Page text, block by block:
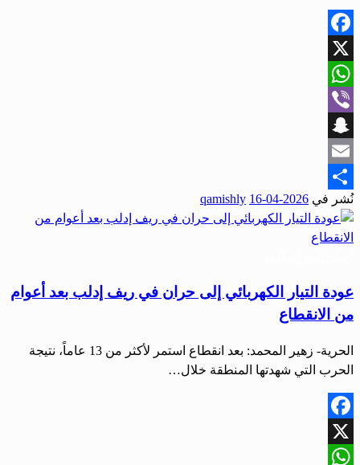
Facebook
X
WhatsApp
Viber
Snapchat
Email
Share
نُشر في 2026-04-16
qamishly
عودة التيار الكهربائي إلى حران في ريف إدلب بعد أعوام
من الانقطاع
الحرية- زهير المحمد: بعد انقطاع استمر لأكثر من 13 عاماً، نتيجة
الحرب التي شهدتها المنطقة خلال…
Facebook
X